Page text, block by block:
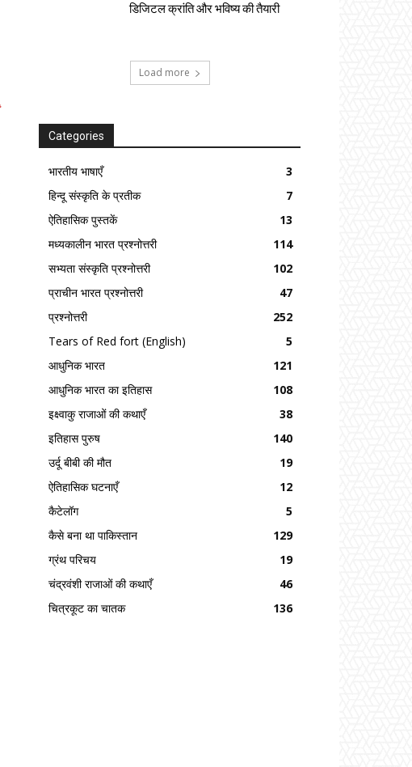
डिजिटल क्रांति और भविष्य की तैयारी
Load more
Categories
भारतीय भाषाएँ
3
हिन्दू संस्कृति के प्रतीक
7
ऐतिहासिक पुस्तकें
13
मध्यकालीन भारत प्रश्नोत्तरी
114
सभ्यता संस्कृति प्रश्नोत्तरी
102
प्राचीन भारत प्रश्नोत्तरी
47
प्रश्नोत्तरी
252
Tears of Red fort (English)
5
आधुनिक भारत
121
आधुनिक भारत का इतिहास
108
इक्ष्वाकु राजाओं की कथाएँ
38
इतिहास पुरुष
140
उर्दू बीबी की मौत
19
ऐतिहासिक घटनाएँ
12
कैटेलॉग
5
कैसे बना था पाकिस्तान
129
ग्रंथ परिचय
19
चंद्रवंशी राजाओं की कथाएँ
46
चित्रकूट का चातक
136